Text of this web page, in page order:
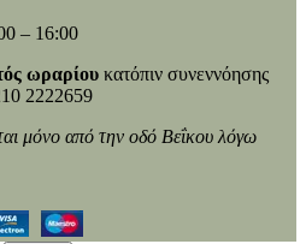
– 16:00
ωραρίου κατόπιν συνεννόησης
2222659
μόνο από την οδό Βεΐκου λόγω